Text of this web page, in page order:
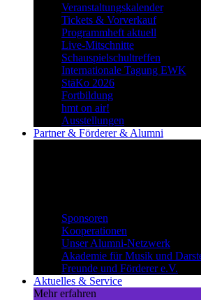
Veranstaltungskalender
Tickets & Vorverkauf
Programmheft aktuell
Live-Mitschnitte
Schauspielschultreffen
Internationale Tagung EWK
StäKo 2026
Fortbildung
hmt on air!
Ausstellungen
Partner & Förderer & Alumni
Sponsoren
Kooperationen
Unser Alumni-Netzwerk
Akademie für Musik und
Freunde und Förderer e.V.
Aktuelles & Service
Mehr erfahren